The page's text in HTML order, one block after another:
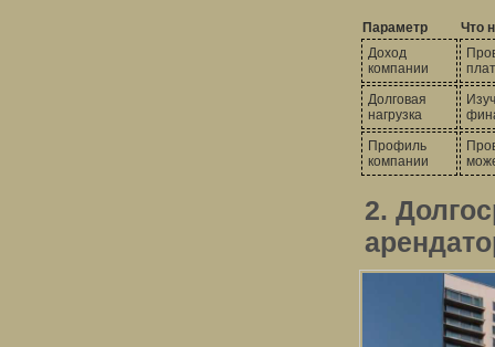
Параметр
Что
Доход
компании
Долговая
нагрузка
Профиль
компании
2.